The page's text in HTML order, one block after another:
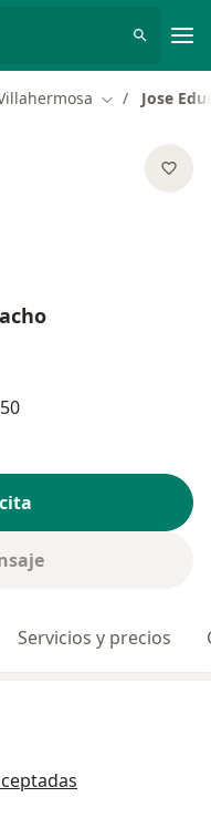
Cambiar de
Jose
Servicios y precios